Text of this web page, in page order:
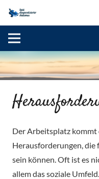
Der Arbeitsplatz kommt
Herausforderungen,
sein können. Oft ist es
allem das soziale